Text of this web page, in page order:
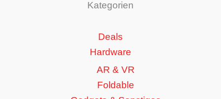
Kategorien
Deals
Hardware
AR & VR
Foldable